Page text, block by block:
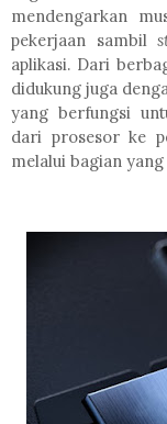
mendengarkan
pekerjaan sambil
aplikasi. Dari
didukung juga
yang berfungsi
dari prosesor ke
melalui bagian yang